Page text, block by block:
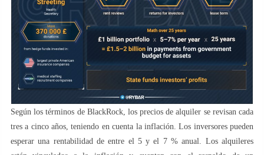
Según los términos de BlackRock, los precios de alquiler se revisan cada
tres a cinco años, teniendo en cuenta la inflación. Los inversores pueden
esperar una rentabilidad de entre el 5 y el 7 % anual. Los alquileres